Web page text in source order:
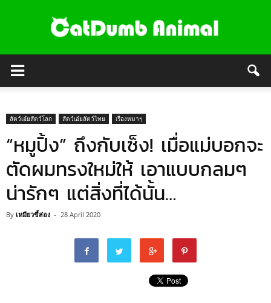
สัตว์เอ๋ยสัตว์โลก สัตว์เอ๋ยสัตว์ไทย เรื่องหมาๆ
“หมูปิ้ง” ถึงกับเซ็ง! เมื่อแม่บอกจะ
ตัดผมทรงใหม่ให้ เอาแบบกลมๆ
น่ารักๆ แต่สิ่งที่ได้นั้น…
By เหมียวขี้ส่อง - 28 April 2020